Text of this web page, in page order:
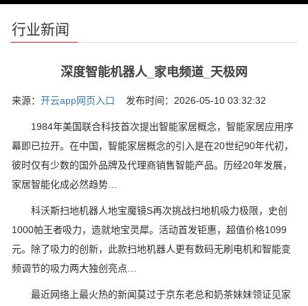
行业新闻
深度智能机器人_家电频道_天极网
来源： 开云app网页入口 发布时间：2026-05-10 03:32:32
1984年美国联合科技首次提出智能家居概念，智能家居应用序
幕即已拉开。在中国，智能家居概念的引入是在20世纪90年代初，
彼时仅有少数的国外品牌及代理商销售智能产品。历经20年发展，
家居智能化成必然趋势…
科沃斯扫地机器人地宝魔镜S再次挑战扫地机吸力极限，史创
1000帕王者吸力，造就地宝灵犀。活动首发钜惠，超值价格1099
元。除了吸力的创新，此款扫地机器人更有数码无刷电机和智能变
频调节的吸力两大独创亮点…
最近网络上最火热的新闻莫过于京东老总和奶茶妹妹领证见家